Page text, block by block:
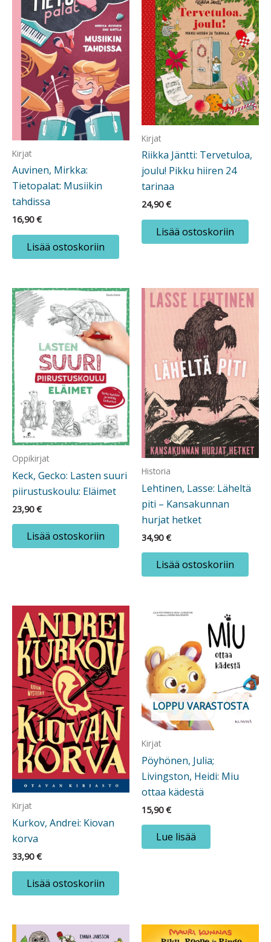
Kirjat
Auvinen, Mirkka:
Tietopalat: Musiikin
tahdissa
16,90€
Lisää ostoskoriin
Kirjat
Riikka Jäntti: Tervetuloa,
joulu! Pikku hiiren 24
tarinaa
24,90€
Lisää ostoskoriin
Oppikirjat
Keck, Gecko: Lasten suuri
piirustuskoulu: Eläimet
23,90€
Lisää ostoskoriin
Historia
Lehtinen, Lasse: Läheltä
piti – Kansakunnan
hurjat hetket
34,90€
Lisää ostoskoriin
Kirjat
Kurkov, Andrei: Kiovan
korva
33,90€
Lisää ostoskoriin
LOPPU VARASTOSTA
Kirjat
Pöyhönen, Julia;
Livingston, Heidi: Miu
ottaa kädestä
15,90€
Lue lisää